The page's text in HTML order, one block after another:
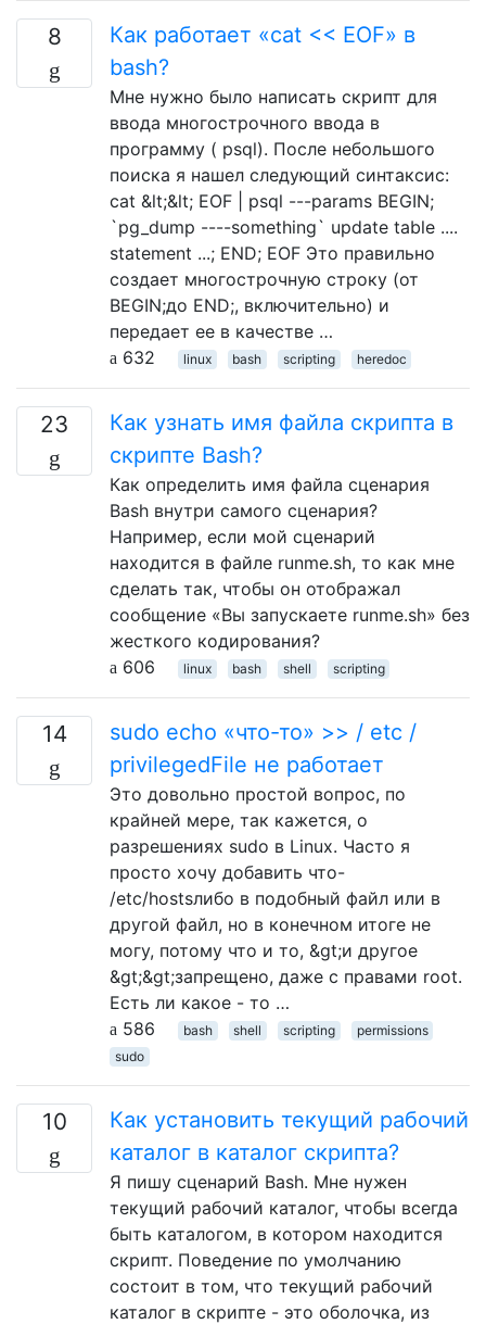
8
Как работает «cat << EOF» в
bash?
Мне нужно было написать скрипт для
ввода многострочного ввода в
программу ( psql). После небольшого
поиска я нашел следующий синтаксис:
cat &lt;&lt; EOF | psql ---params BEGIN;
`pg_dump ----something` update table ....
statement ...; END; EOF Это правильно
создает многострочную строку (от
BEGIN;до END;, включительно) и
передает ее в качестве …
632
linux bash scripting heredoc
23
Как узнать имя файла скрипта в
скрипте Bash?
Как определить имя файла сценария
Bash внутри самого сценария?
Например, если мой сценарий
находится в файле runme.sh, то как мне
сделать так, чтобы он отображал
сообщение «Вы запускаете runme.sh» без
жесткого кодирования?
606
linux bash shell scripting
14
sudo echo «что-то» >> / etc /
privilegedFile не работает
Это довольно простой вопрос, по
крайней мере, так кажется, о
разрешениях sudo в Linux. Часто я
просто хочу добавить что-
/etc/hostsлибо в подобный файл или в
другой файл, но в конечном итоге не
могу, потому что и то, &gt;и другое
&gt;&gt;запрещено, даже с правами root.
Есть ли какое - то …
586
bash shell scripting
permissions
sudo
10
Как установить текущий рабочий
каталог в каталог скрипта?
Я пишу сценарий Bash. Мне нужен
текущий рабочий каталог, чтобы всегда
быть каталогом, в котором находится
скрипт. Поведение по умолчанию
состоит в том, что текущий рабочий
каталог в скрипте - это оболочка, из